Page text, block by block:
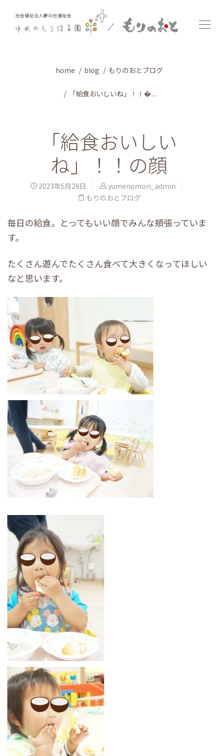
home blog もりのおとブログ
「給食おいしいね」！！� ...
「給食おいしい
ね」！！の顔
2023年5月29日
yumenomori_admin
もりのおとブログ
毎日の給食。とってもいい顔でみんな頬張っていま
す。
たくさん遊んでたくさん食べて大きくなってほしい
なと思います。